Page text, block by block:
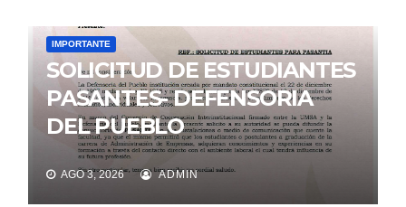
IMPORTANTE
SOLICITUD DE ESTUDIANTES
PASANTES- DEFENSORIA
DEL PUEBLO
AGO 3, 2026 ADMIN